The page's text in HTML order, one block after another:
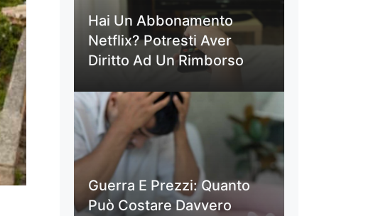
Hai Un Abbonamento
Netflix? Potresti Aver
Diritto Ad Un Rimborso
Guerra E Prezzi: Quanto
Può Costare Davvero